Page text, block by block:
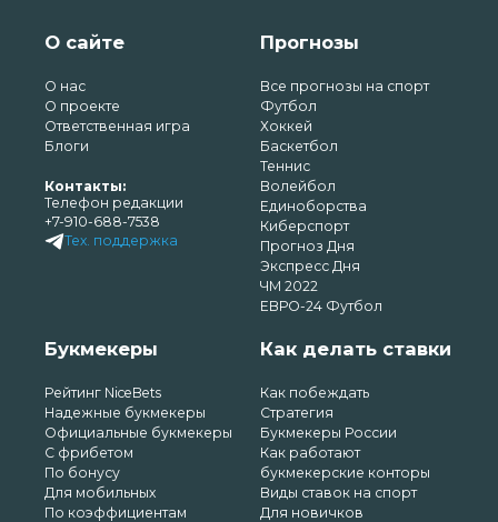
О сайте
О нас
О проекте
Ответственная игра
Блоги
Контакты:
Телефон редакции
+7-910-688-7538
Тех. поддержка
Прогнозы
Все прогнозы на спорт
Футбол
Хоккей
Баскетбол
Теннис
Волейбол
Единоборства
Киберспорт
Прогноз Дня
Экспресс Дня
ЧМ 2022
ЕВРО-24 Футбол
Букмекеры
Рейтинг NiceBets
Надежные букмекеры
Официальные букмекеры
С фрибетом
По бонусу
Для мобильных
По коэффициентам
Как делать ставки
Как побеждать
Стратегия
Букмекеры России
Как работают
букмекерские конторы
Виды ставок на спорт
Для новичков